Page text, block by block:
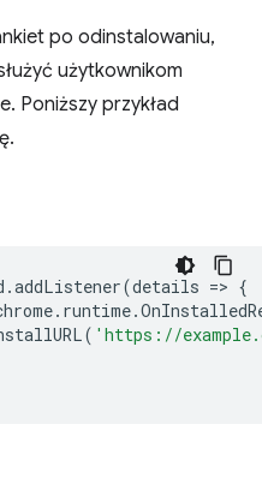
po odinstalowaniu,
użytkownikom
Poniższy przykład
.addListener(details => {
. runtime.
( 'https://